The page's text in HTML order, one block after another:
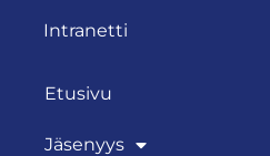
Intranetti
Etusivu
Jäsenyys